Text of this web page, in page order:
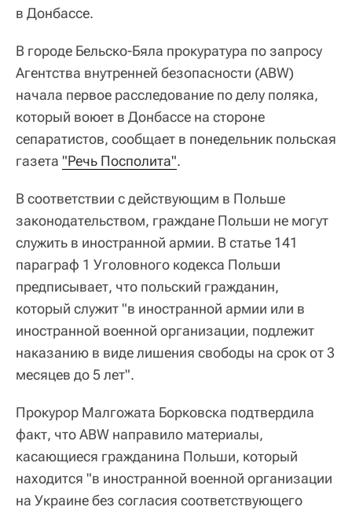
в Донбассе.
В городе Бельско-Бяла прокуратура по запросу
Агентства внутренней безопасности (ABW)
начала первое расследование по делу поляка,
который воюет в Донбассе на стороне
сепаратистов, сообщает в понедельник польская
газета "Речь Посполита".
В соответствии с действующим в Польше
законодательством, граждане Польши не могут
служить в иностранной армии. В статье 141
параграф 1 Уголовного кодекса Польши
предписывает, что польский гражданин,
который служит "в иностранной армии или в
иностранной военной организации, подлежит
наказанию в виде лишения свободы на срок от 3
месяцев до 5 лет".
Прокурор Малгожата Борковска подтвердила
факт, что ABW направило материалы,
касающиеся гражданина Польши, который
находится "в иностранной военной организации
на Украине без согласия соответствующего